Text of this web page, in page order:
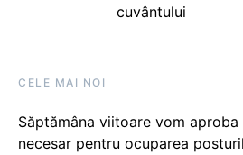
cuvântului
CELE MAI NOI
Săptămâna viitoare vom aproba
necesar pentru ocuparea